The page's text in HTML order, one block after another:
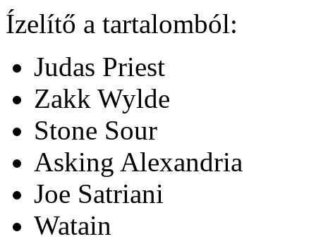
Ízelítő a tartalomból:
Judas Priest
Zakk Wylde
Stone Sour
Asking Alexandria
Joe Satriani
Watain